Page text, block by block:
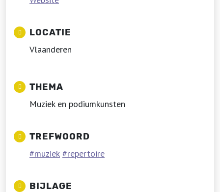
LOCATIE
Vlaanderen
THEMA
Muziek en podiumkunsten
TREFWOORD
muziek repertoire
BIJLAGE